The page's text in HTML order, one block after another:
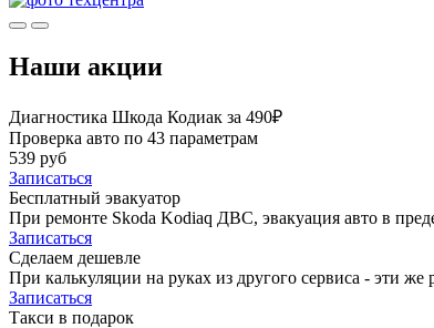
Наши акции
Диагностика Шкода Кодиак за 490₽
Проверка авто по 43 параметрам
539 руб
Записаться
Бесплатный эвакуатор
При ремонте Skoda Kodiaq ДВС, эвакуация авто в
Записаться
Сделаем дешевле
При калькуляции на руках из другого сервиса - эти же
Записаться
Такси в подарок